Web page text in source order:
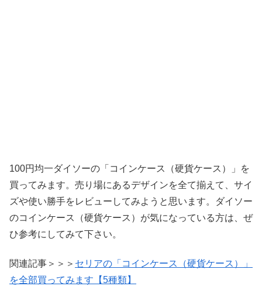
100円均一ダイソーの「コインケース（硬貨ケース）」を
買ってみます。売り場にあるデザインを全て揃えて、サイ
ズや使い勝手をレビューしてみようと思います。ダイソー
のコインケース（硬貨ケース）が気になっている方は、ぜ
ひ参考にしてみて下さい。
関連記事＞＞＞ セリアの「コインケース（硬貨ケース）」
を全部買ってみます【5種類】